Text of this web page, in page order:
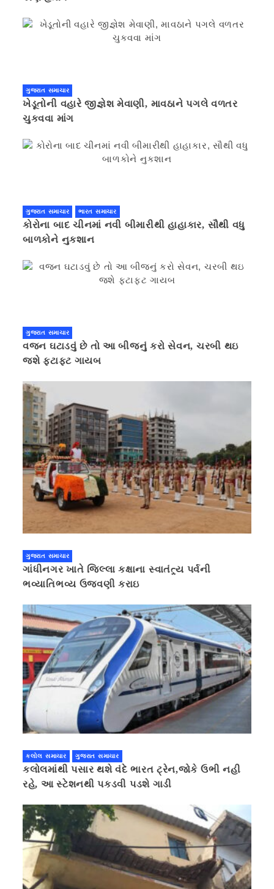
ગુજરાત સમાચાર
ખેડૂતોની વહારે જીજ્ઞેશ મેવાણી, માવઠાને પગલે વળતર
ચુકવવા માંગ
ગુજરાત સમાચાર ભારત સમાચાર
કોરોના બાદ ચીનમાં નવી બીમારીથી હાહાકાર, સૌથી વધુ
બાળકોને નુકશાન
ગુજરાત સમાચાર
વજન ઘટાડવું છે તો આ બીજનું કરો સેવન, ચરબી થઇ
જશે ફટાફટ ગાયબ
ગુજરાત સમાચાર
ગાંધીનગર ખાતે જિલ્લા કક્ષાના સ્વાતંત્ર્ય પર્વની
ભવ્યાતિભવ્ય ઉજવણી કરાઇ
કલોલ સમાચાર ગુજરાત સમાચાર
કલોલમાંથી પસાર થશે વંદે ભારત ટ્રેન,જોકે ઉભી નહી
રહે, આ સ્ટેશનથી પકડવી પડશે ગાડી